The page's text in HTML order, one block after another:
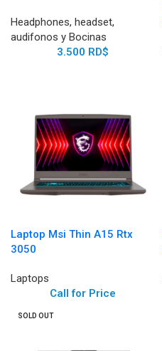
Headphones, headset,
audifonos y Bocinas
3.500 RD$
Laptop Msi Thin A15 Rtx
3050
Laptops
Call for Price
SOLD OUT